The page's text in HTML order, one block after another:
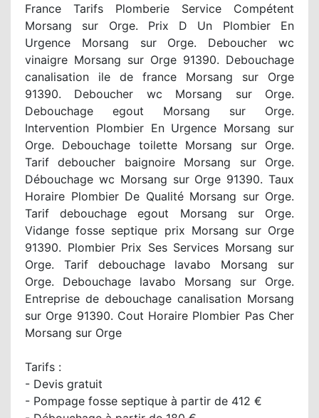
France Tarifs Plomberie Service Compétent
Morsang sur Orge. Prix D Un Plombier En
Urgence Morsang sur Orge. Deboucher wc
vinaigre Morsang sur Orge 91390. Debouchage
canalisation ile de france Morsang sur Orge
91390. Deboucher wc Morsang sur Orge.
Debouchage egout Morsang sur Orge.
Intervention Plombier En Urgence Morsang sur
Orge. Debouchage toilette Morsang sur Orge.
Tarif deboucher baignoire Morsang sur Orge.
Débouchage wc Morsang sur Orge 91390. Taux
Horaire Plombier De Qualité Morsang sur Orge.
Tarif debouchage egout Morsang sur Orge.
Vidange fosse septique prix Morsang sur Orge
91390. Plombier Prix Ses Services Morsang sur
Orge. Tarif debouchage lavabo Morsang sur
Orge. Debouchage lavabo Morsang sur Orge.
Entreprise de debouchage canalisation Morsang
sur Orge 91390. Cout Horaire Plombier Pas Cher
Morsang sur Orge
Tarifs :
- Devis gratuit
- Pompage fosse septique à partir de 412 €